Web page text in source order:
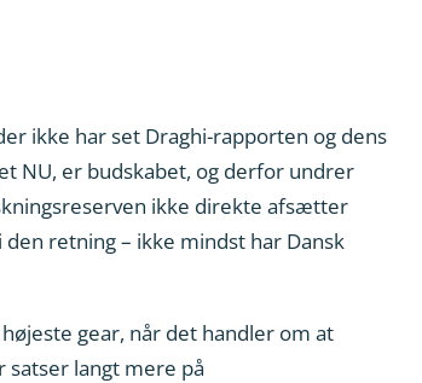
ikke har set Draghi-rapporten og dens
NU, er budskabet, og derfor undrer
ikke direkte afsætter
retning – ikke mindst har Dansk
gear, når det handler om at
langt mere på